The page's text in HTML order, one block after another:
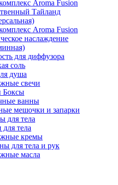
Aroma Fusion
Тайланд
Aroma Fusion
наслаждение
для диффузора
соль
душа
свечи
Боксы
ванны
мешочки и запарки
для тела
тела
кремы
для тела и рук
масла